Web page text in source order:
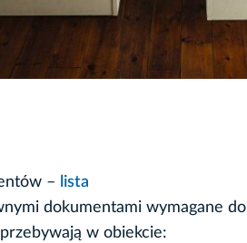
–
lista
dokumentami wymagane
w obiekcie: